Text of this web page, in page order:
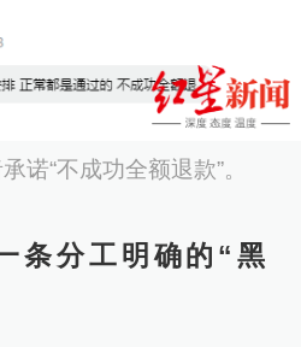
诺“不成功全额退款”。
条分工明确的“黑